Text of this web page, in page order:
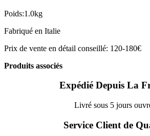
Poids:1.0kg
Fabriqué en Italie
Prix de vente en détail conseillé: 120-180€
Produits associés
Expédié Depuis La
Livré sous 5 jours
Service Client de